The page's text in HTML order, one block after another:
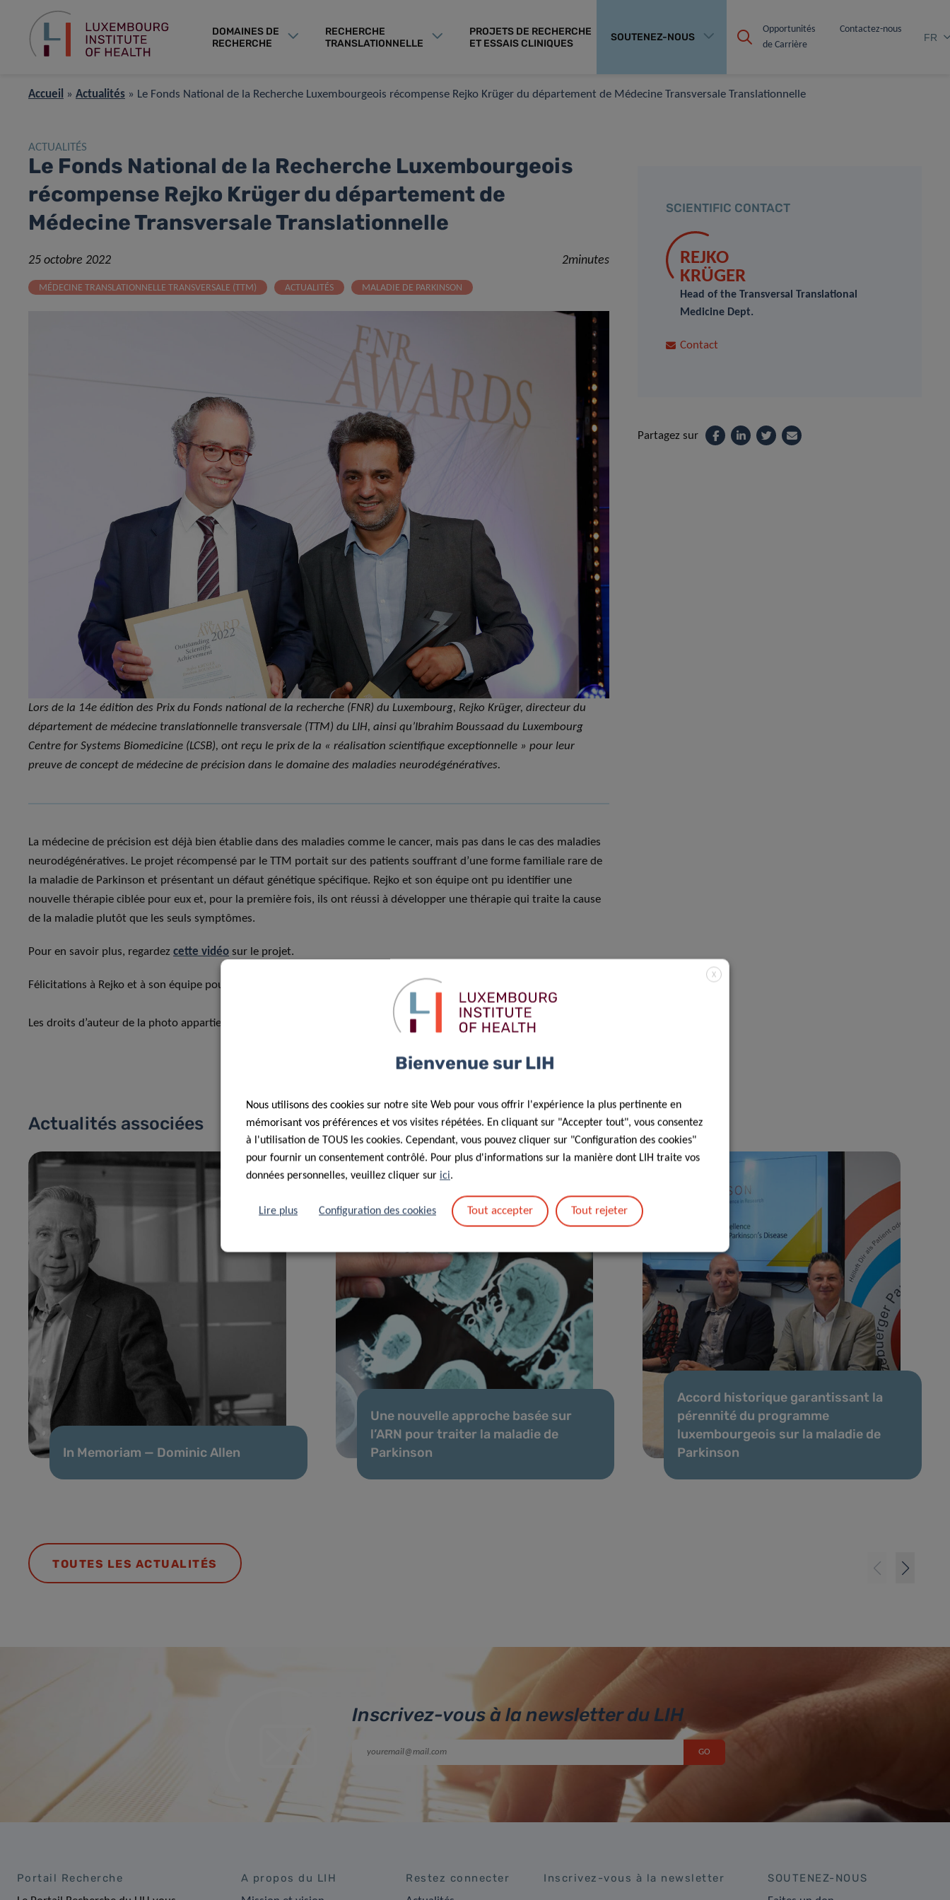
DOMAINES DE
RECHERCHE
RECHERCHE
TRANSLATIONNELLE
PROJETS DE RECHERCHE
ET ESSAIS CLINIQUES
SOUTENEZ-NOUS
Opportunités
de Carrière
Contactez-nous
FR
Accueil » Actualités » Le Fonds National de la Recherche Luxembourgeois récompense Rejko Krüger du département de Médecine Transversale Translationnelle
ACTUALITÉS
Le Fonds National de la Recherche Luxembourgeois
récompense Rejko Krüger du département de
Médecine Transversale Translationnelle
25 octobre 2022 2minutes
MÉDECINE TRANSLATIONNELLE TRANSVERSALE (TTM) ACTUALITÉS MALADIE DE PARKINSON
Lors de la 14e édition des Prix du Fonds national de la recherche (FNR) du Luxembourg, Rejko Krüger, directeur du
département de médecine translationnelle transversale (TTM) du LIH, ainsi qu’Ibrahim Boussaad du Luxembourg
Centre for Systems Biomedicine (LCSB), ont reçu le prix de la « réalisation scientifique exceptionnelle » pour leur
preuve de concept de médecine de précision dans le domaine des maladies neurodégénératives.
La médecine de précision est déjà bien établie dans des maladies comme le cancer, mais pas dans le cas des maladies
neurodégénératives. Le projet récompensé par le TTM portait sur des patients souffrant d’une forme familiale rare de
la maladie de Parkinson et présentant un défaut génétique spécifique. Rejko et son équipe ont pu identifier une
nouvelle thérapie ciblée pour eux et, pour la première fois, ils ont réussi à développer une thérapie qui traite la cause
de la maladie plutôt que les seuls symptômes.
Pour en savoir plus, regardez cette vidéo sur le projet.
Félicitations à Rejko et à son équipe pour leur remarquable découverte !
Les droits d’auteur de la photo appartiennent au Fonds national de la recherche (FNR) du Luxembourg.
SCIENTIFIC CONTACT
REJKO
KRÜGER
Head of the Transversal Translational
Medicine Dept.
Contact
Partagez sur
Actualités associées
In Memoriam — Dominic Allen
Une nouvelle approche basée sur
l’ARN pour traiter la maladie de
Parkinson
Accord historique garantissant la
pérennité du programme
luxembourgeois sur la maladie de
Parkinson
TOUTES LES ACTUALITÉS
Inscrivez-vous à la newsletter du LIH
Portail Recherche A propos du LIH Restez connecter Inscrivez-vous à la newsletter SOUTENEZ-NOUS
X
Bienvenue sur LIH
Nous utilisons des cookies sur notre site Web pour vous offrir l'expérience la plus pertinente en
mémorisant vos préférences et vos visites répétées. En cliquant sur "Accepter tout", vous consentez
à l'utilisation de TOUS les cookies. Cependant, vous pouvez cliquer sur "Configuration des cookies"
pour fournir un consentement contrôlé. Pour plus d'informations sur la manière dont LIH traite vos
données personnelles, veuillez cliquer sur ici.
Lire plus Configuration des cookies Tout accepter Tout rejeter